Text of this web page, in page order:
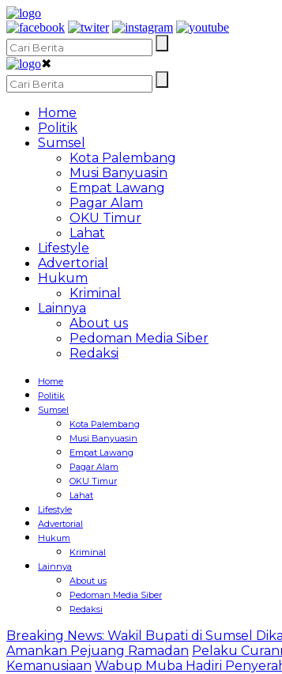
✖
Home
Politik
Sumsel
Kota Palembang
Musi Banyuasin
Empat Lawang
Pagar Alam
OKU Timur
Lahat
Lifestyle
Advertorial
Hukum
Kriminal
Lainnya
About us
Pedoman Media Siber
Redaksi
Home
Politik
Sumsel
Kota Palembang
Musi Banyuasin
Empat Lawang
Pagar Alam
OKU Timur
Lahat
Lifestyle
Advertorial
Hukum
Kriminal
Lainnya
About us
Pedoman Media Siber
Redaksi
Breaking News: Wakil Bupati di Sumsel
Amankan Pejuang Ramadan Pelaku
Kemanusiaan Wabup Muba Hadiri